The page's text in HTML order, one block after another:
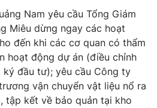
Nam yêu cầu Tổng Giám
Miêu dừng ngay các hoạt
đến khi các cơ quan có thẩm
hoạt động dự án (điều chỉnh
ký đầu tư); yêu cầu Công ty
vận chuyển vật liệu nổ ra
tập kết về bảo quản tại kho